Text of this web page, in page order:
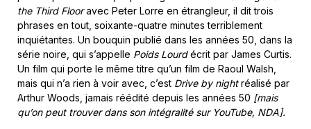
the Third Flooravec Peter Lorre en étrangleur, il dit trois
phrases en tout, soixante-quatre minutes terriblement
inquiétantes. Un bouquin publié dans les années 50, dans la
série noire, qui s’appelle Poids Lourdécrit par James Curtis.
Un film qui porte le même titre qu’un film de Raoul Walsh,
mais qui n’a rien à voir avec, c’est Drive by nightréalisé par
Arthur Woods, jamais réédité depuis les années 50 [mais
qu’on peut trouver dans son intégralité sur YouTube, NDA].